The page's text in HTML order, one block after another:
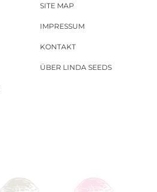
SITE MAP
IMPRESSUM
KONTAKT
ÜBER LINDA SEEDS